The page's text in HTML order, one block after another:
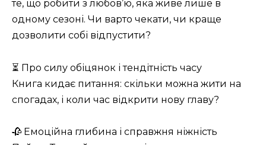
те, що робити з любов’ю, яка живе лише в
одному сезоні. Чи варто чекати, чи краще
дозволити собі відпустити?
⏳ Про силу обіцянок і тендітність часу
Книга кидає питання: скільки можна жити на
спогадах, і коли час відкрити нову главу?
🥀 Емоційна глибина і справжня ніжність